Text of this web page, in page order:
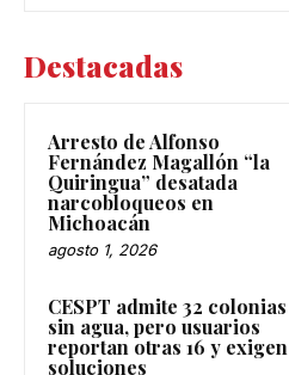
Destacadas
Arresto de Alfonso
Fernández Magallón “la
Quiringua” desatada
narcobloqueos en
Michoacán
agosto 1, 2026
CESPT admite 32 colonias
sin agua, pero usuarios
reportan otras 16 y exigen
soluciones